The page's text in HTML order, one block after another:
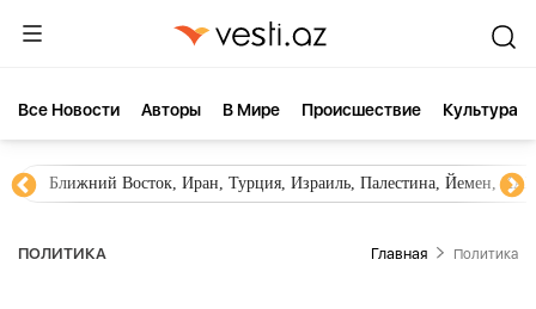
Все Новости Aвторы В Мире Происшествие Культура
Ближний Восток, Иран, Турция, Израиль, Палестина, Йемен,
ПОЛИТИКА Главная Политика